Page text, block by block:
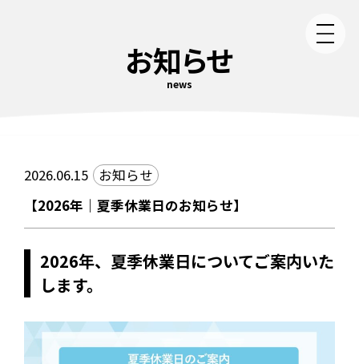
お知らせ
news
2026.06.15 お知らせ
【2026年｜夏季休業日のお知らせ】
2026年、夏季休業日についてご案内いた
します。